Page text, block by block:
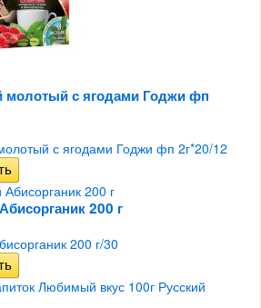
молотый с ягодами Годжи фп
с ягодами Годжи фп 2г*20/12
200 г
200 г/30